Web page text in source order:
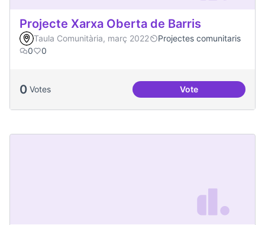
Projecte Xarxa Oberta de Barris
Taula Comunitària, març 2022
Projectes comunitaris
0
0
0 Votes VoteProjecte Xarxa